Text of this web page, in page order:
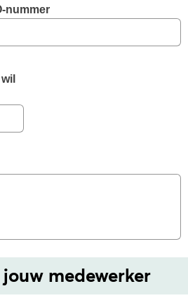
nummer
medewerker